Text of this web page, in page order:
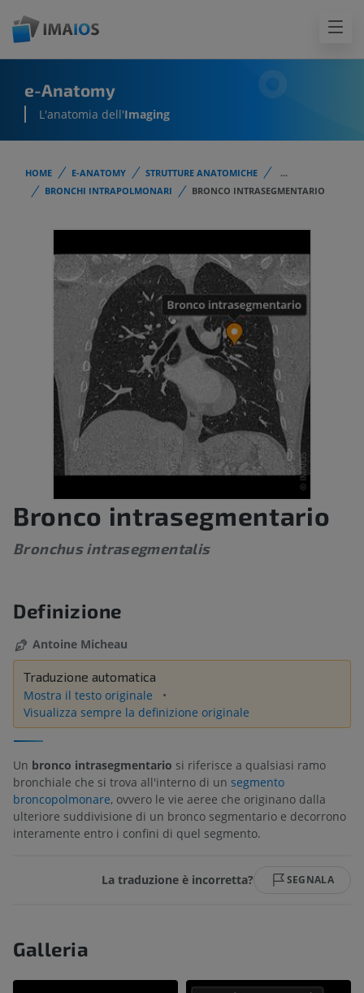
e-Anatomy
L'anatomia dell'Imaging
HOME E-ANATOMY STRUTTURE ANATOMICHE
...
BRONCHI INTRAPOLMONARI
BRONCO INTRASEGMENTARIO
Bronco intrasegmentario
Bronchus intrasegmentalis
Definizione
Antoine Micheau
Traduzione automatica
Mostra il testo originale
Visualizza sempre la definizione originale
Un bronco intrasegmentario si riferisce a qualsiasi ramo
bronchiale che si trova all'interno di un segmento
broncopolmonare, ovvero le vie aeree che originano dalla
ulteriore suddivisione di un bronco segmentario e decorrono
interamente entro i confini di quel segmento.
La traduzione è incorretta? SEGNALA
Galleria